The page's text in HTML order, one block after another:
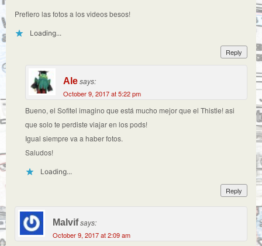
Prefiero las fotos a los videos besos!
Loading...
Reply
Alesays:
October 9, 2017 at 5:22 pm
Bueno, el Sofitel imagino que está mucho mejor que el Thistle! asi
que solo te perdiste viajar en los pods!
Igual siempre va a haber fotos.
Saludos!
Loading...
Reply
Malvifsays:
October 9, 2017 at 2:09 am